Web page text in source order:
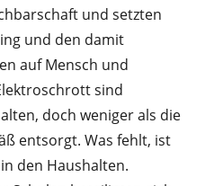
und setzten
und den damit
auf Mensch und
sind
doch weniger als die
entsorgt. Was fehlt, ist
den Haushalten.